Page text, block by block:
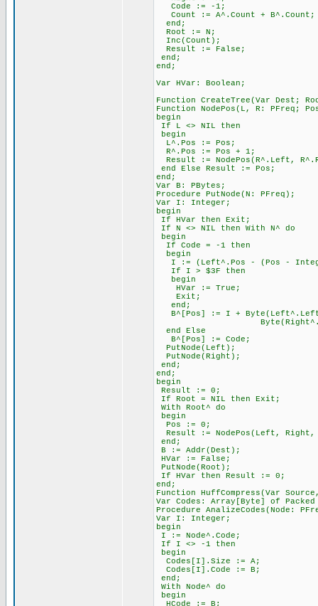
Code := -1;
Count := A^.Count + B^.Count;
end;
Root := N;
Inc(Count);
Result := False;
end;
end;
Var HVar: Boolean;
Function CreateTree(Var Dest;
Function NodePos(L, R: PFreq;
begin
If L <> NIL then
begin
L^.Pos := Pos;
R^.Pos := Pos + 1;
Result := NodePos(R^.Left,
end Else Result := Pos;
end;
Var B: PBytes;
Procedure PutNode(N: PFreq);
Var I: Integer;
begin
If HVar then Exit;
If N <> NIL then With N^ do
begin
If Code = -1 then
begin
I := (Left^.Pos - (Pos -
If I > $3F then
begin
HVar := True;
Exit;
end;
B^[Pos] := I +
Byte(Right^.Left
end Else
B^[Pos] := Code;
PutNode(Left);
PutNode(Right);
end;
end;
begin
Result := 0;
If Root = NIL then Exit;
With Root^ do
begin
Pos := 0;
Result := NodePos(Left,
end;
B := Addr(Dest);
HVar := False;
PutNode(Root);
If HVar then Result := 0;
end;
Function HuffCompress(Var
Var Codes: Array[Byte] of Packed
Procedure AnalizeCodes(Node:
Var I: Integer;
begin
I := Node^.Code;
If I <> -1 then
begin
Codes[I].Size := A;
Codes[I].Code := B;
end;
With Node^ do
begin
HCode := B;